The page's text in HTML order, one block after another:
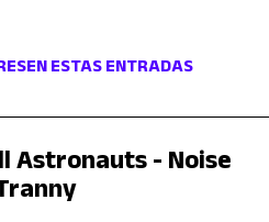
ESTAS ENTRADAS
Astronauts - Noise